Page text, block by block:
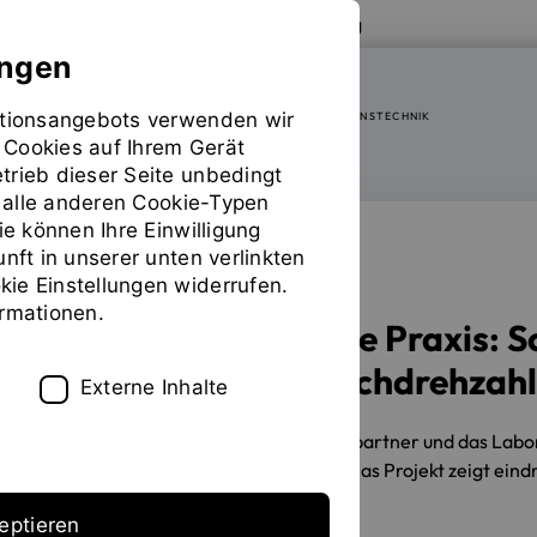
Zur Website der OTH Regensburg
FAKULTÄT ELEKTRO- UND INFORMATIONSTECHNIK
KOOPERATION
Gemeinsam für die Praxis:
modernisieren
Studierende, Industriepartner und das
Antriebsmotoren neu konzipiert. Das Projekt zeigt
verwenden wir
auf Ihrem Gerät
dieser Seite unbedingt
anderen Cookie-Typen
können Ihre Einwilligung
in unserer unten verlinkten
Einstellungen widerrufen.
Externe Inhalte